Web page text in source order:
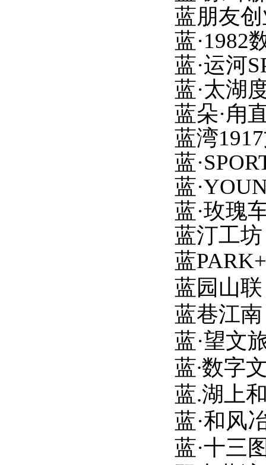
蓝朋友
蓝·1982
蓝·运河
蓝·太湖
蓝朵·甪
蓝湾
蓝
蓝
蓝·玫瑰
蓝汀工坊
蓝
蓝园山联
蓝巷江南
蓝·望文
蓝∙数字
蓝.湖上
蓝·和风
蓝·十三